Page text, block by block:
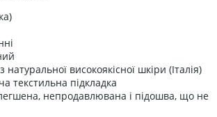
високоякісної шкіри (Італія)
текстильна підкладка
непродавлювана і підошва, що не